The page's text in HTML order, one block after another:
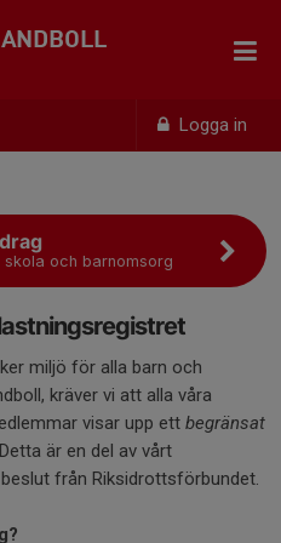
Logga in
skola och barnomsorg
miljö för alla barn och
kräver vi att alla våra
visar upp ett begränsat
är en del av vårt
från Riksidrottsförbundet.